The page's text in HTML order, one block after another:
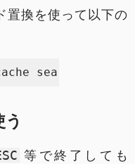
置換を使って以下の
等で終了しても